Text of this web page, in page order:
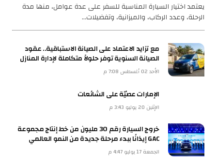
يعتمد اختيار السيارة المناسبة للسفر على عدة عوامل، منها مدة
الرحلة، وعدد الركاب، والميزانية، وتفضيلات…
مع تزايد الاعتماد على الصيانة الاستباقية.. عقود
الصيانة السنوية توفر حلولاً متكاملة لإدارة المنازل
الأحد 02 أغسطس 7:08 م
الإمارات عصيّة على الشائعات
الإثنين 20 يوليو 3:43 م
خروج السيارة رقم 30 مليون من خط إنتاج مجموعة
GAC إيذانًا ببدء مرحلة جديدة من النمو العالمي
الجمعة 17 يوليو 4:47 م